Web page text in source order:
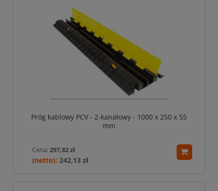
Próg kablowy PCV - 2-kanałowy - 1000 x 250 x 55
mm
Cena: 297,82 zł
242,13 zł